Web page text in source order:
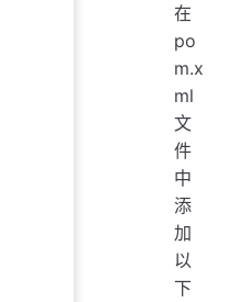
在
po
m.x
ml
文
件
中
添
加
以
下